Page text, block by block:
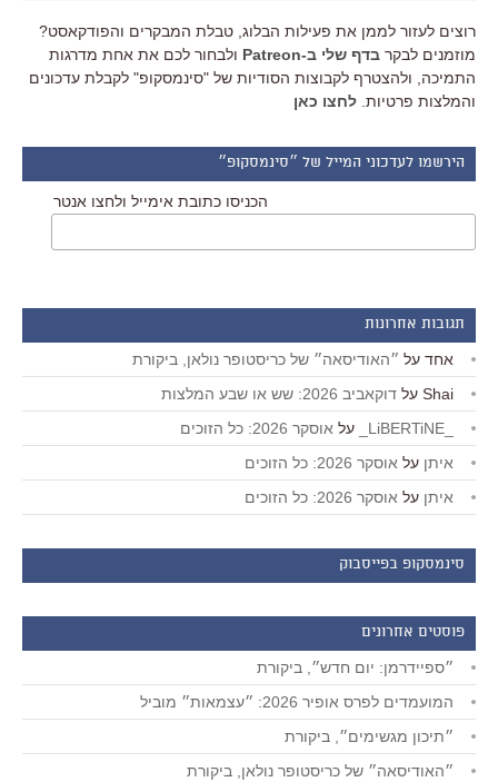
רוצים לעזור לממן את פעילות הבלוג, טבלת המבקרים והפודקאסט?
מוזמנים לבקר בדף שלי ב-Patreon
ולבחור לכם את אחת מדרגות
התמיכה, ולהצטרף לקבוצות הסודיות של "סינמסקופ" לקבלת עדכונים
והמלצות פרטיות. לחצו כאן
הירשמו לעדכוני המייל של ״סינמסקופ״
הכניסו כתובת אימייל ולחצו אנטר
תגובות אחרונות
אחד על ״האודיסאה״ של כריסטופר נולאן, ביקורת
Shai על דוקאביב 2026: שש או שבע המלצות
על אוסקר 2026: כל הזוכים
איתן על אוסקר 2026: כל הזוכים
איתן על אוסקר 2026: כל הזוכים
סינמסקופ בפייסבוק
פוסטים אחרונים
״ספיידרמן: יום חדש״, ביקורת
המועמדים לפרס אופיר 2026: ״עצמאות״ מוביל
״תיכון מגשימים״, ביקורת
״האודיסאה״ של כריסטופר נולאן, ביקורת